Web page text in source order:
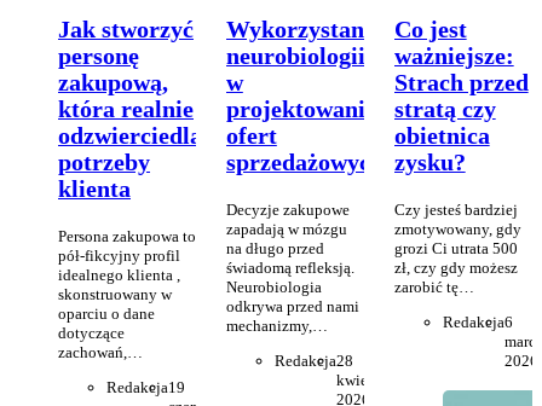
Jak stworzyć
personę
zakupową,
która realnie
odzwierciedla
potrzeby
klienta
Persona zakupowa to
pół-fikcyjny profil
idealnego klienta ,
skonstruowany w
oparciu o dane
dotyczące
zachowań,…
Redakcja19
Wykorzystanie
neurobiologii
w
projektowaniu
ofert
sprzedażowych
Decyzje zakupowe
zapadają w mózgu
na długo przed
świadomą refleksją.
Neurobiologia
odkrywa przed nami
mechanizmy,…
Redakcja28
kwietnia
2026
Co jest
ważniejsze:
Strach przed
stratą czy
obietnica
zysku?
Czy jesteś bardziej
zmotywowany, gdy
grozi Ci utrata 500
zł, czy gdy możesz
zarobić tę…
Redakcja6
marca
2026